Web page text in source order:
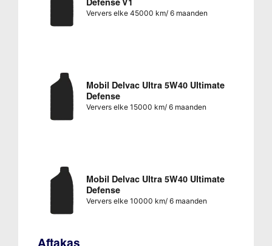
Defense V1
Ververs elke 45000 km/ 6 maanden
Mobil Delvac Ultra 5W40 Ultimate
Defense
Ververs elke 15000 km/ 6 maanden
Mobil Delvac Ultra 5W40 Ultimate
Defense
Ververs elke 10000 km/ 6 maanden